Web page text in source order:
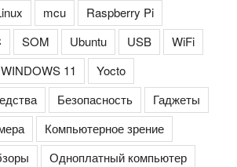
mcu
Raspberry Pi
SOM Ubuntu USB
WiFi
WINDOWS 11
Yocto
Безопасность
Гаджеты
Компьютерное зрение
Одноплатный компьютер